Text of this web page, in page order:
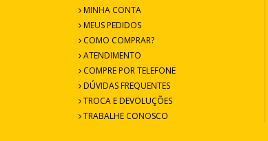
MINHA CONTA
MEUS PEDIDOS
COMO COMPRAR?
ATENDIMENTO
COMPRE POR TELEFONE
DÚVIDAS FREQUENTES
TROCA E DEVOLUÇÕES
TRABALHE CONOSCO